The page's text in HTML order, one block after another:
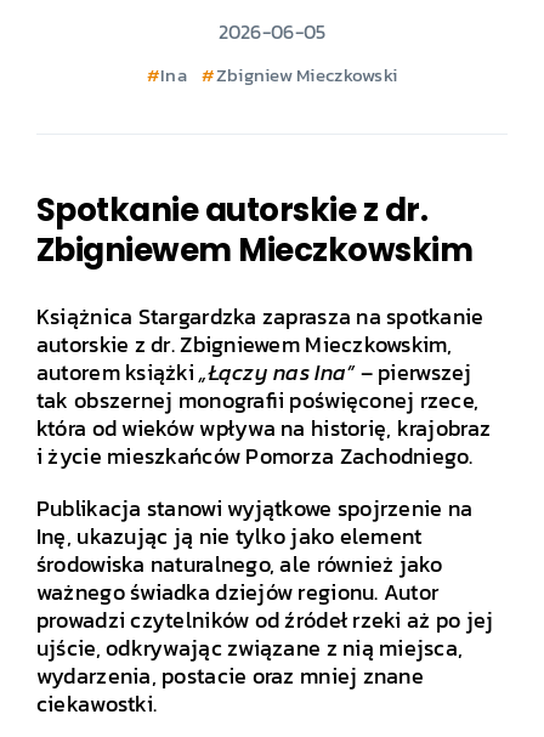
2026-06-05
Ina Zbigniew Mieczkowski
Spotkanie autorskie z dr.
Zbigniewem Mieczkowskim
Książnica Stargardzka zaprasza na spotkanie
autorskie z dr. Zbigniewem Mieczkowskim,
autorem książki„Łączy nas Ina”– pierwszej
tak obszernej monografii poświęconej rzece,
która od wieków wpływa na historię, krajobraz
i życie mieszkańców Pomorza Zachodniego.
Publikacja stanowi wyjątkowe spojrzenie na
Inę, ukazując ją nie tylko jako element
środowiska naturalnego, ale również jako
ważnego świadka dziejów regionu. Autor
prowadzi czytelników od źródeł rzeki aż po jej
ujście, odkrywając związane z nią miejsca,
wydarzenia, postacie oraz mniej znane
ciekawostki.